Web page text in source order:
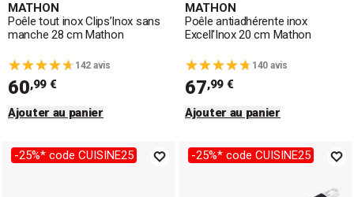
MATHON
Poêle tout inox Clips’Inox sans
manche 28 cm Mathon
142 avis
60,99 €
Ajouter au panier
MATHON
Poêle antiadhérente inox
Excell'Inox 20 cm Mathon
140 avis
67,99 €
Ajouter au panier
-25%* code CUISINE25 -25%* code CUISINE25